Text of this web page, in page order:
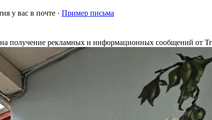
у вас в почте · Пример письма
на получение рекламных и информационных сообщений от